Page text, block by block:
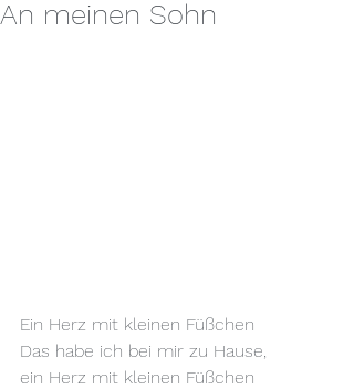
An meinen Sohn
Ein Herz mit kleinen Füßchen
Das habe ich bei mir zu Hause,
ein Herz mit kleinen Füßchen